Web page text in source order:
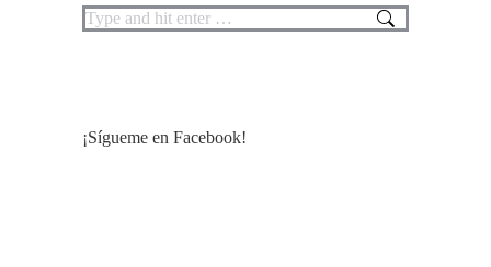
Search:
¡Sígueme en Facebook!